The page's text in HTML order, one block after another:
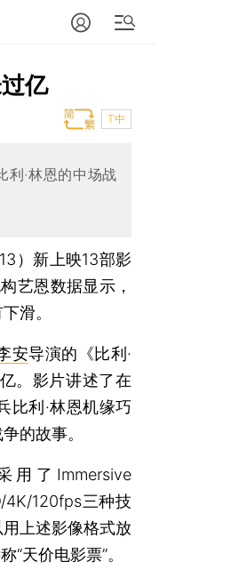
亿
T中
利·林恩的中场战
）新上映13部影
艺恩数据显示，
滑。
安导演的《比利·
。影片讲述了在
比利·林恩机缘巧
的故事。
了Immersive
120fps三种技
上述影像格式放
天价电影票”。